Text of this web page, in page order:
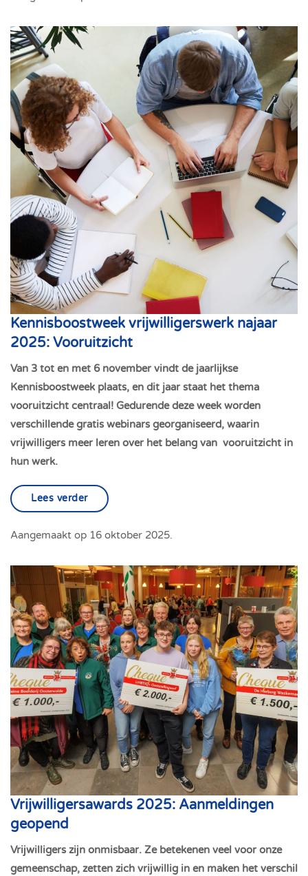
Kennisboostweek vrijwilligerswerk najaar
2025: Vooruitzicht
Van 3 tot en met 6 november vindt de jaarlijkse
Kennisboostweek plaats, en dit jaar staat het thema
vooruitzicht centraal! Gedurende deze week worden
verschillende gratis webinars georganiseerd, waarin
vrijwilligers meer leren over het belang van vooruitzicht in
hun werk.
Lees verder
Aangemaakt op 16 oktober 2025.
Vrijwilligersawards 2025: Aanmeldingen
geopend
Vrijwilligers zijn onmisbaar. Ze betekenen veel voor onze
gemeenschap, zetten zich vrijwillig in en maken het verschil